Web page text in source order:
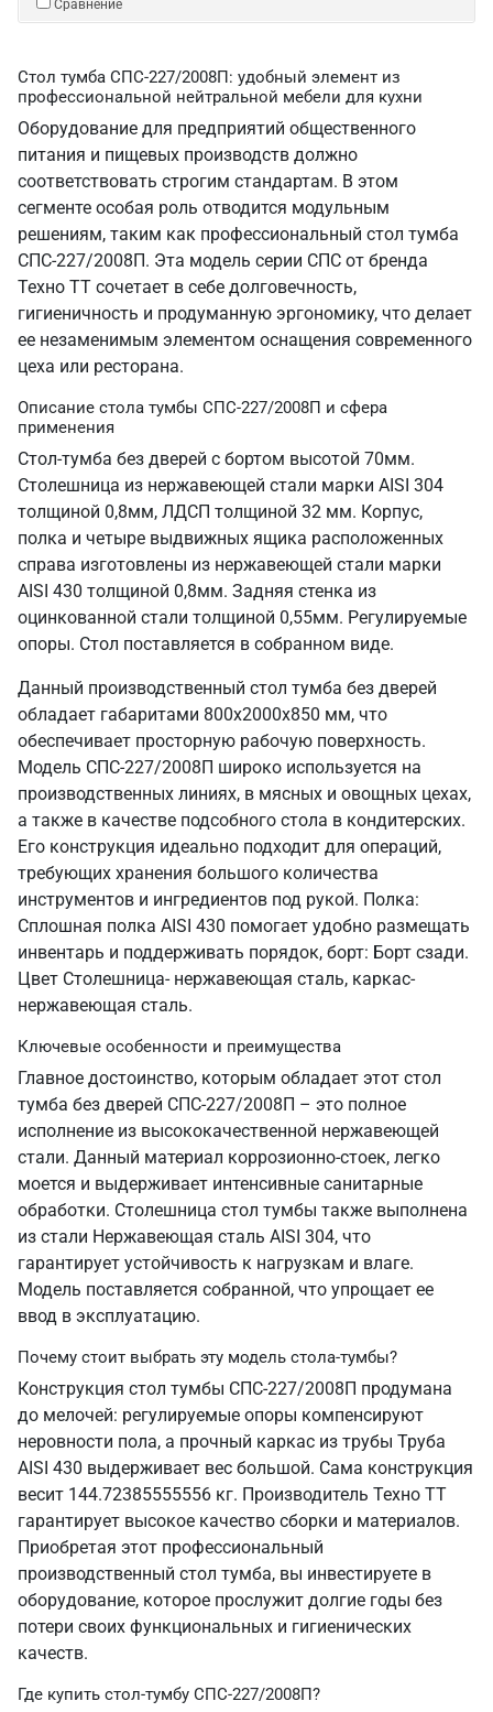
Сравнение
Стол тумба СПС-227/2008П: удобный элемент из
профессиональной нейтральной мебели для кухни
Оборудование для предприятий общественного
питания и пищевых производств должно
соответствовать строгим стандартам. В этом
сегменте особая роль отводится модульным
решениям, таким как профессиональный стол тумба
СПС-227/2008П. Эта модель серии СПС от бренда
Техно ТТ сочетает в себе долговечность,
гигиеничность и продуманную эргономику, что делает
ее незаменимым элементом оснащения современного
цеха или ресторана.
Описание стола тумбы СПС-227/2008П и сфера
применения
Стол-тумба без дверей с бортом высотой 70мм.
Столешница из нержавеющей стали марки AISI 304
толщиной 0,8мм, ЛДСП толщиной 32 мм. Корпус,
полка и четыре выдвижных ящика расположенных
справа изготовлены из нержавеющей стали марки
AISI 430 толщиной 0,8мм. Задняя стенка из
оцинкованной стали толщиной 0,55мм. Регулируемые
опоры. Стол поставляется в собранном виде.
Данный производственный стол тумба без дверей
обладает габаритами 800х2000х850 мм, что
обеспечивает просторную рабочую поверхность.
Модель СПС-227/2008П широко используется на
производственных линиях, в мясных и овощных цехах,
а также в качестве подсобного стола в кондитерских.
Его конструкция идеально подходит для операций,
требующих хранения большого количества
инструментов и ингредиентов под рукой. Полка:
Сплошная полка AISI 430 помогает удобно размещать
инвентарь и поддерживать порядок, борт: Борт сзади.
Цвет Столешница- нержавеющая сталь, каркас-
нержавеющая сталь.
Ключевые особенности и преимущества
Главное достоинство, которым обладает этот стол
тумба без дверей СПС-227/2008П – это полное
исполнение из высококачественной нержавеющей
стали. Данный материал коррозионно-стоек, легко
моется и выдерживает интенсивные санитарные
обработки. Столешница стол тумбы также выполнена
из стали Нержавеющая сталь AISI 304, что
гарантирует устойчивость к нагрузкам и влаге.
Модель поставляется собранной, что упрощает ее
ввод в эксплуатацию.
Почему стоит выбрать эту модель стола-тумбы?
Конструкция стол тумбы СПС-227/2008П продумана
до мелочей: регулируемые опоры компенсируют
неровности пола, а прочный каркас из трубы Труба
AISI 430 выдерживает вес большой. Сама конструкция
весит 144.72385555556 кг. Производитель Техно ТТ
гарантирует высокое качество сборки и материалов.
Приобретая этот профессиональный
производственный стол тумба, вы инвестируете в
оборудование, которое прослужит долгие годы без
потери своих функциональных и гигиенических
качеств.
Где купить стол-тумбу СПС-227/2008П?